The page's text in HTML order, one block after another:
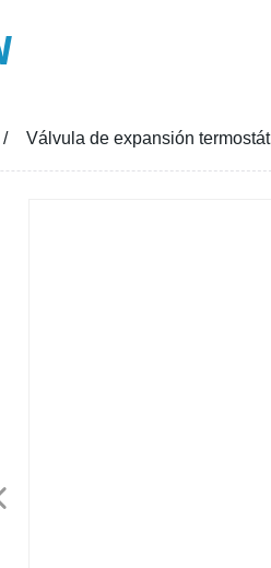
Válvula de expansión